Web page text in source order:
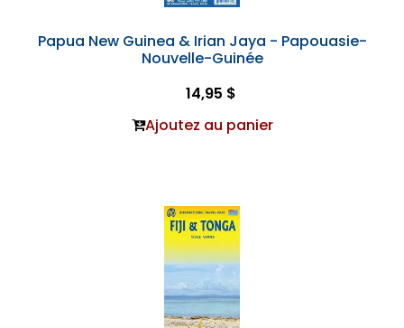
Papua New Guinea & Irian Jaya - Papouasie-
Nouvelle-Guinée
14,95 $
Ajoutez au panier